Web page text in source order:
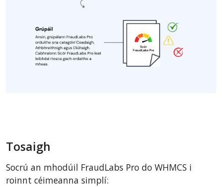
Tosaigh
Socrú an mhodúil FraudLabs Pro do WHMCS i
roinnt céimeanna simplí: